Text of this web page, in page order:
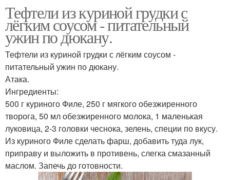
Тефтели из куриной грудки с
лёгким соусом - питательный
ужин по дюкану.
Тефтели из куриной грудки с лёгким соусом -
питательный ужин по дюкану.
Атака.
Ингредиенты:
500 г куриного Филе, 250 г мягкого обезжиренного
творога, 50 мл обезжиренного молока, 1 маленькая
луковица, 2-3 головки чеснока, зелень, специи по вкусу.
Из куриного Филе сделать фарш, добавить туда лук,
приправу и выложить в противень, слегка смазанный
маслом. Запечь до готовности.